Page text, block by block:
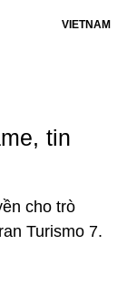
VIETNAM
tin
cho trò
Turismo 7.